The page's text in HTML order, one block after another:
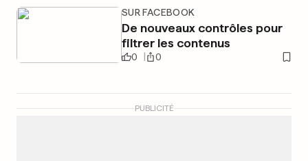
SUR FACEBOOK
De nouveaux contrôles pour
filtrer les contenus
0 0
PUBLICITÉ